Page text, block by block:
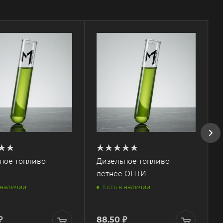
топливо
Дизельное топливо
летнее ОПТИ
Есть в наличии
88.50₽